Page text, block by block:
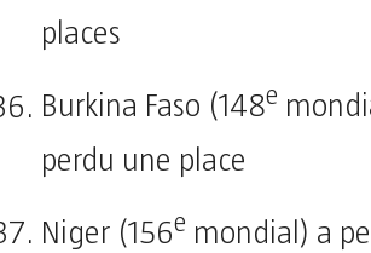
places
Burkina Faso (148e
perdu une place
Niger (156e mondial) a